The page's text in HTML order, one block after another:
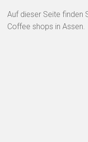
Auf dieser Seite finden
Coffee shops in Assen.